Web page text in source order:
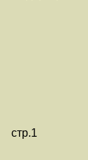
стр.1